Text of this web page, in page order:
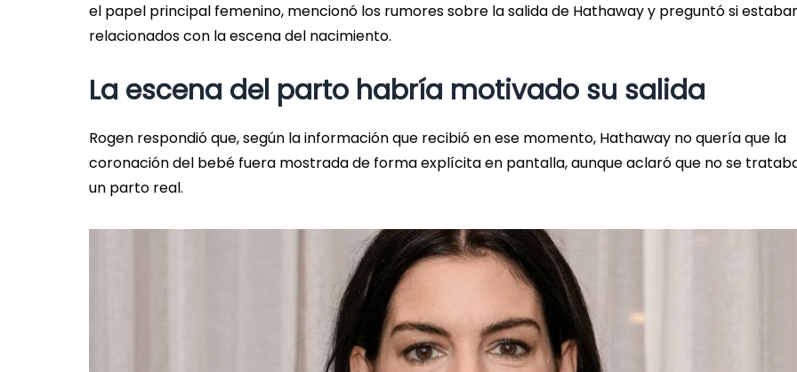
el papel principal femenino, mencionó los rumores sobre la salida de Hathaway y preguntó si
relacionados con la escena del nacimiento.
La escena del parto habría motivado su salida
Rogen respondió que, según la información que recibió en ese momento, Hathaway no quería que la
coronación del bebé fuera mostrada de forma explícita en pantalla, aunque aclaró que no se
un parto real.